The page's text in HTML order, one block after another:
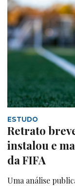
ESTUDO
Retrato
instalou e
da FIFA
Uma análise